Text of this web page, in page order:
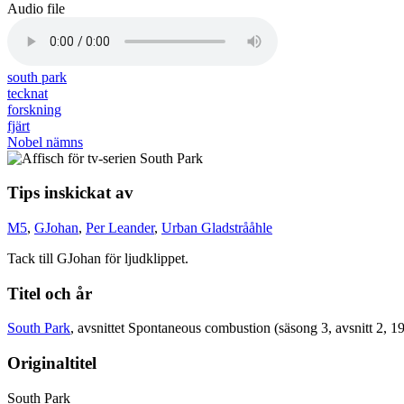
Audio file
south park
tecknat
forskning
fjärt
Nobel nämns
Tips inskickat av
M5, GJohan, Per Leander, Urban Gladstrååhle
Tack till GJohan för ljudklippet.
Titel och år
South Park, avsnittet Spontaneous combustion (säsong 3, avsnitt 2,
Originaltitel
South Park